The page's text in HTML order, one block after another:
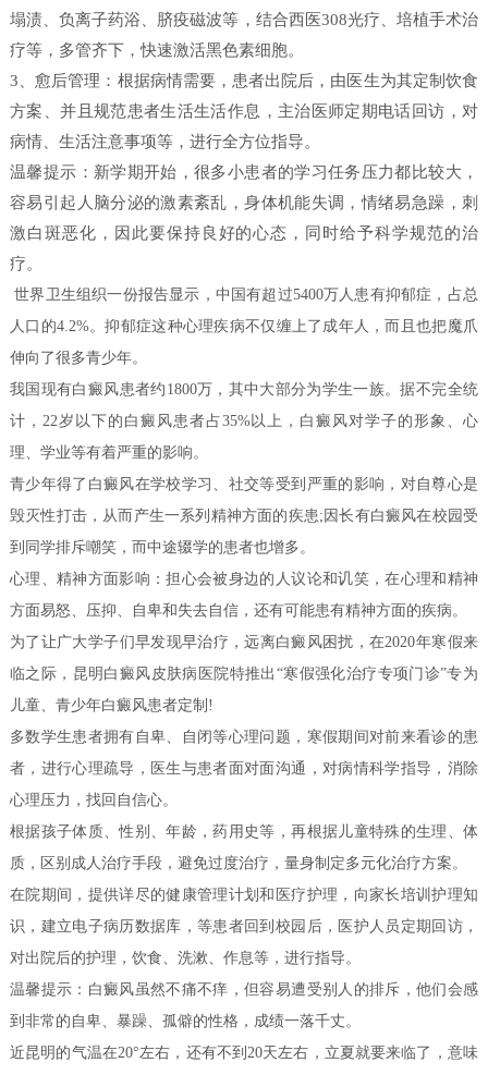
塌渍、负离子药浴、脐疫磁波等，结合西医308光疗、培植手术治
疗等，多管齐下，快速激活黑色素细胞。
3、愈后管理：根据病情需要，患者出院后，由医生为其定制饮食
方案、并且规范患者生活生活作息，主治医师定期电话回访，对
病情、生活注意事项等，进行全方位指导。
温馨提示：新学期开始，很多小患者的学习任务压力都比较大，
容易引起人脑分泌的激素紊乱，身体机能失调，情绪易急躁，刺
激白斑恶化，因此要保持良好的心态，同时给予科学规范的治
疗。
世界卫生组织一份报告显示，中国有超过5400万人患有抑郁症，占总
人口的4.2%。抑郁症这种心理疾病不仅缠上了成年人，而且也把魔爪
伸向了很多青少年。
我国现有白癜风患者约1800万，其中大部分为学生一族。据不完全统
计，22岁以下的白癜风患者占35%以上，白癜风对学子的形象、心
理、学业等有着严重的影响。
青少年得了白癜风在学校学习、社交等受到严重的影响，对自尊心是
毁灭性打击，从而产生一系列精神方面的疾患;因长有白癜风在校园受
到同学排斥嘲笑，而中途辍学的患者也增多。
心理、精神方面影响：担心会被身边的人议论和讥笑，在心理和精神
方面易怒、压抑、自卑和失去自信，还有可能患有精神方面的疾病。
为了让广大学子们早发现早治疗，远离白癜风困扰，在2020年寒假来
临之际，昆明白癜风皮肤病医院特推出“寒假强化治疗专项门诊”专为
儿童、青少年白癜风患者定制!
多数学生患者拥有自卑、自闭等心理问题，寒假期间对前来看诊的患
者，进行心理疏导，医生与患者面对面沟通，对病情科学指导，消除
心理压力，找回自信心。
根据孩子体质、性别、年龄，药用史等，再根据儿童特殊的生理、体
质，区别成人治疗手段，避免过度治疗，量身制定多元化治疗方案。
在院期间，提供详尽的健康管理计划和医疗护理，向家长培训护理知
识，建立电子病历数据库，等患者回到校园后，医护人员定期回访，
对出院后的护理，饮食、洗漱、作息等，进行指导。
温馨提示：白癜风虽然不痛不痒，但容易遭受别人的排斥，他们会感
到非常的自卑、暴躁、孤僻的性格，成绩一落千丈。
近昆明的气温在20°左右，还有不到20天左右，立夏就要来临了，意味